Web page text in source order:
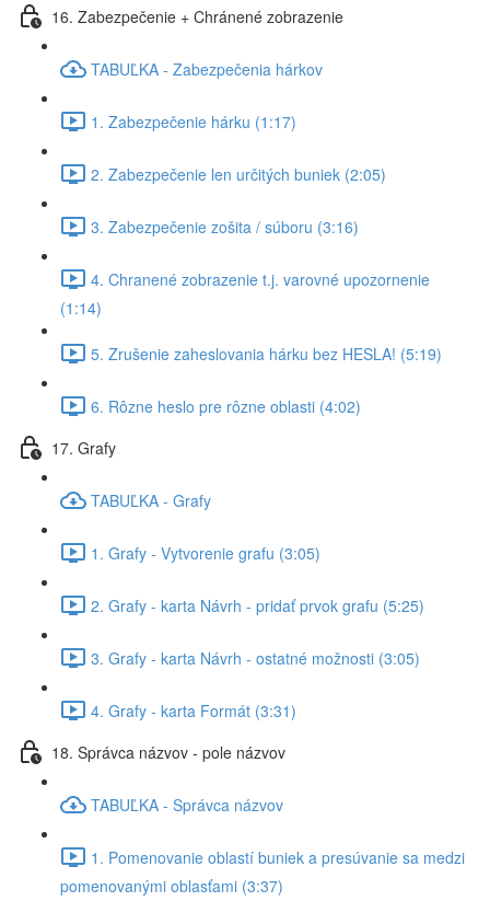
16. Zabezpečenie + Chránené zobrazenie
TABUĽKA - Zabezpečenia hárkov
1. Zabezpečenie hárku (1:17)
2. Zabezpečenie len určitých buniek (2:05)
3. Zabezpečenie zošita / súboru (3:16)
4. Chranené zobrazenie t.j. varovné upozornenie
(1:14)
5. Zrušenie zaheslovania hárku bez HESLA! (5:19)
6. Rôzne heslo pre rôzne oblasti (4:02)
17. Grafy
TABUĽKA - Grafy
1. Grafy - Vytvorenie grafu (3:05)
2. Grafy - karta Návrh - pridať prvok grafu (5:25)
3. Grafy - karta Návrh - ostatné možnosti (3:05)
4. Grafy - karta Formát (3:31)
18. Správca názvov - pole názvov
TABUĽKA - Správca názvov
1. Pomenovanie oblastí buniek a presúvanie sa medzi
pomenovanými oblasťami (3:37)